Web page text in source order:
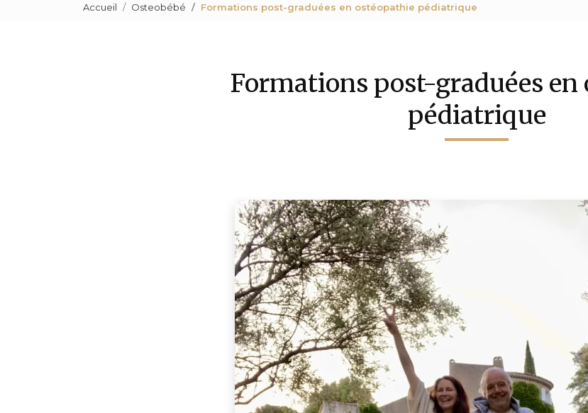
Accueil Osteobébé Formations post-graduées en ostéopathie pédiatrique
Formations post-graduées en
pédiatrique